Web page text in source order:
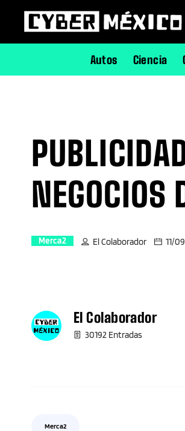
Autos Ciencia
NEGOCIOS
Merca2 El Colaborador 11/
El Colaborador
30192 Entradas
Merca2